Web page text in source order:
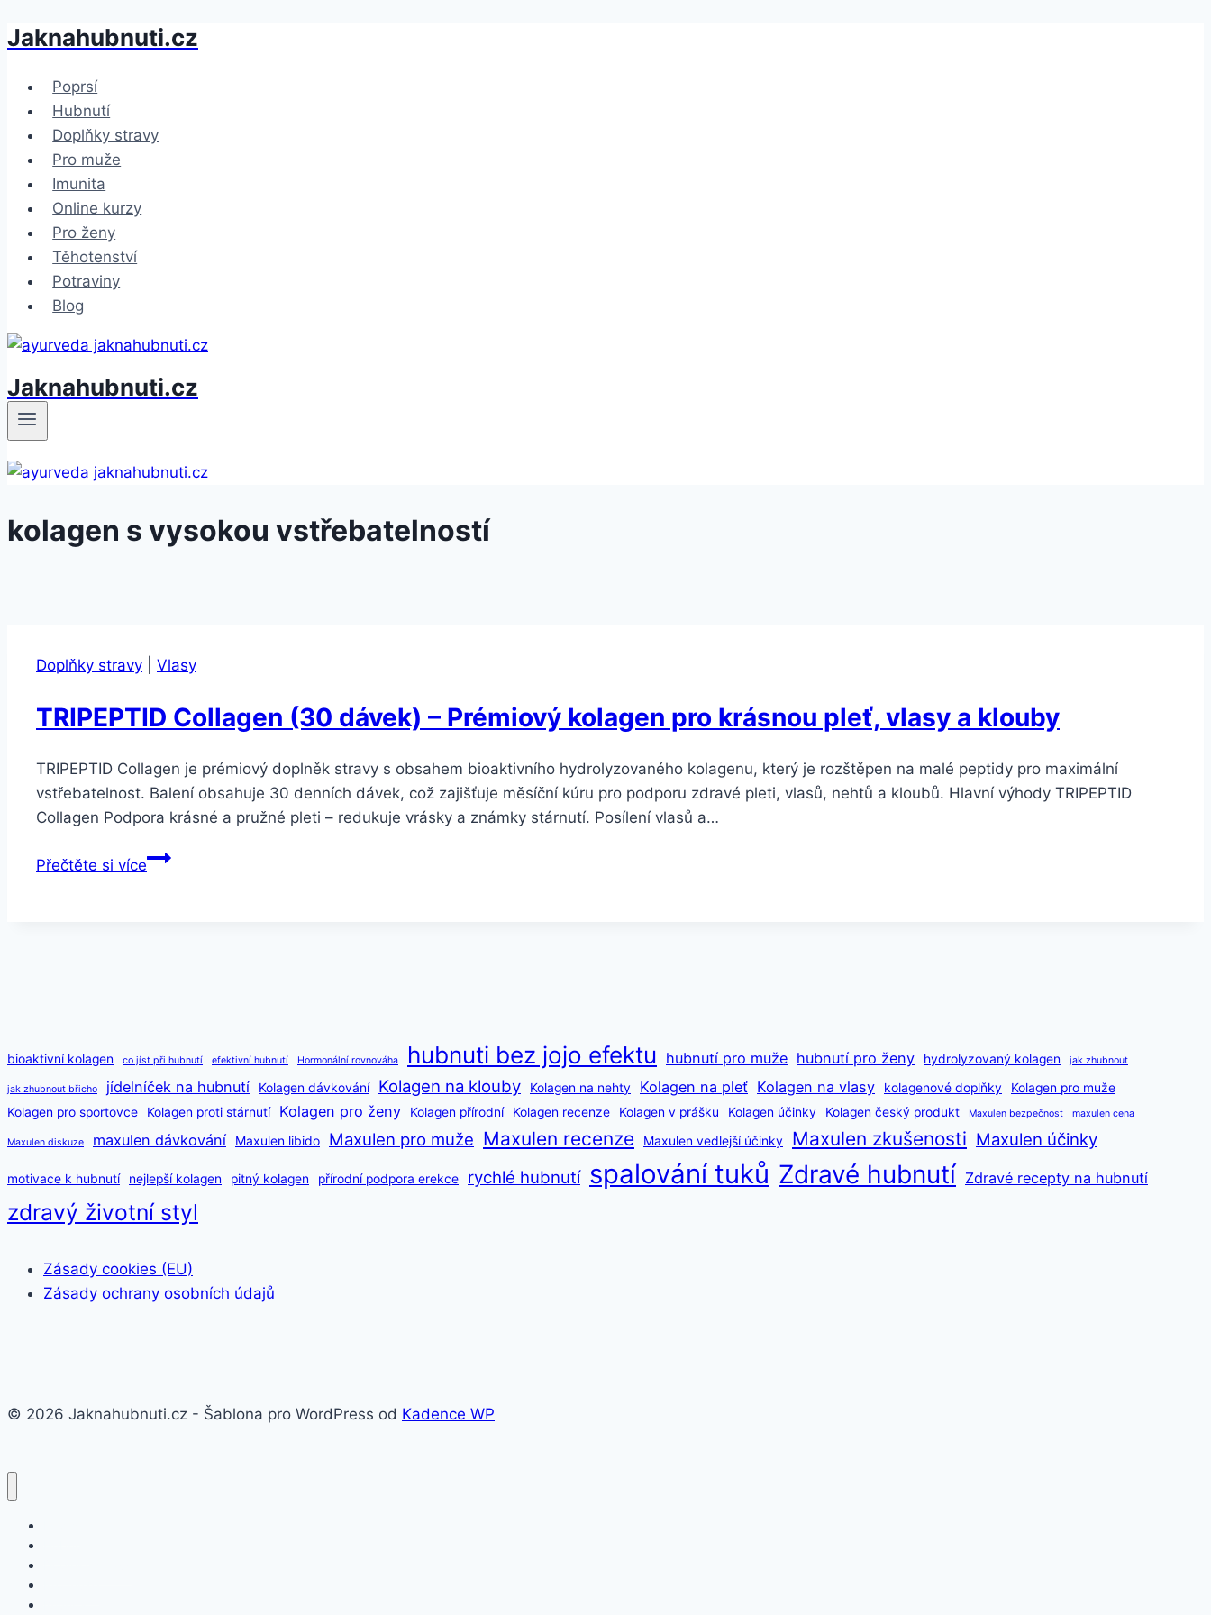
Přeskočit
obsah
Jaknahubnuti.cz
Poprsí
Hubnutí
Doplňky stravy
Pro muže
Imunita
Online kurzy
Pro ženy
Těhotenství
Potraviny
Blog
Jaknahubnuti.cz
kolagen s vysokou vstřebatelností
Doplňky stravy Vlasy
TRIPEPTID Collagen (30 dávek) – Prémiový kolagen pro krásnou pleť, vlasy a klouby
TRIPEPTID Collagen je prémiový doplněk stravy s obsahem bioaktivního hydrolyzovaného kolagenu, který je rozštěpen na malé peptidy pro maximální
vstřebatelnost. Balení obsahuje 30 denních dávek, což zajišťuje měsíční kúru pro podporu zdravé pleti, vlasů, nehtů a kloubů. Hlavní výhody TRIPEPTID
Collagen Podpora krásné a pružné pleti – redukuje vrásky a známky stárnutí. Posílení vlasů a…
Přečtěte si víceTRIPEPTID
krásnou
vlasy
a
klouby
bioaktivní kolagen co jíst při hubnutí efektivní hubnutí Hormonální rovnováha hubnuti bez jojo efektu hubnutí pro muže hubnutí pro ženy hydrolyzovaný kolagen jak zhubnout
jak zhubnout břicho jídelníček na hubnutí Kolagen dávkování Kolagen na klouby Kolagen na nehty Kolagen na pleť Kolagen na vlasy kolagenové doplňky
Kolagen pro muže
Kolagen pro sportovce
Kolagen proti stárnutí Kolagen pro ženy Kolagen přírodní Kolagen recenze Kolagen v prášku Kolagen účinky Kolagen český produkt Maxulen bezpečnost maxulen cena
Maxulen diskuze maxulen dávkování Maxulen libido Maxulen pro muže Maxulen recenze Maxulen vedlejší účinky Maxulen zkušenosti Maxulen účinky
motivace k hubnutí nejlepší kolagen pitný kolagen přírodní podpora erekce rychlé hubnutí spalování tuků Zdravé hubnutí Zdravé recepty na hubnutí
zdravý životní styl
Zásady cookies (EU)
Zásady ochrany osobních údajů
© 2026 Jaknahubnuti.cz - Šablona pro WordPress od Kadence WP